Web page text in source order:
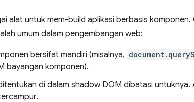
alat untuk mem-build aplikasi berbasis komponen.
umum dalam pengembangan web:
bersifat mandiri (misalnya,
bayangan komponen).
di dalam shadow DOM dibatasi